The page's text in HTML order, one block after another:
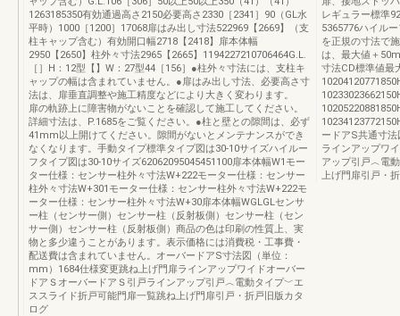
1263185350有効通過高さ2150必要高さ2330［2341］90（GL水
平時）1000［1200］17068扉はみ出し寸法522969【2669】（支
柱キャップ含む）有効開口幅2718【2418】扉本体幅
2950【2650】柱外々寸法2965【2665】1194227210706464G.L.
［］H：12型【】W：27型44［156］●柱外々寸法には、支柱キ
ャップの幅は含まれていません。●扉はみ出し寸法、必要高さ寸
法は、扉垂直調整や施工精度などにより大きく変わります。
扉の軌跡上に障害物がないことを確認して施工してください。
詳細寸法は、P.1685をご覧ください。●柱と壁との隙間は、必ず
41mm以上開けてください。隙間がないとメンテナンスができ
なくなります。手動タイプ標準タイプ図は30-10サイズハイルー
フタイプ図は30-10サイズ62062095045451100扉本体幅W1モー
ター仕様：センサー柱外々寸法W+222モーター仕様：センサー
柱外々寸法W+301モーター仕様：センサー柱外々寸法W+222モ
ーター仕様：センサー柱外々寸法W+30扉本体幅WGLGLセンサ
ー柱（センサー側）センサー柱（反射板側）センサー柱（セン
サー側）センサー柱（反射板側）商品の色は印刷の性質上、実
物と多少違うことがあります。表示価格には消費税・工事費・
配送費は含まれていません。オーバードアS寸法図（単位：
mm）1684仕様変更跳ね上げ門扉ラインアップワイドオーバー
ドアＳオーバードアＳ引戸ラインアップ引戸︿電動タイプ﹀エ
ススライド折戸可能門扉一覧跳ね上げ門扉引戸・折戸旧版カタ
ログ
レギュラー標準
5365776ハイル
を正規の寸法で
は、最大値＋
寸法CD標準値最
ードアS共通寸
ラインアップワ
アップ引戸︿電
上げ門扉引戸・